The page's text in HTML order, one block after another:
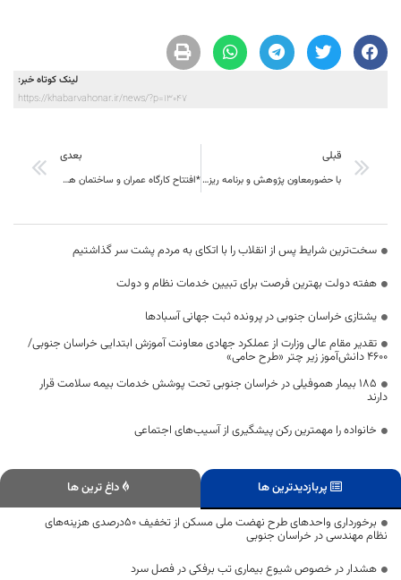
لینک کوتاه خبر:
https://khabarvahonar.ir/news/?p=13047
قبلی
با حضورمعاون پژوهش و برنامه ریزی بیرجندانجام شد: “بازدید دوره ضمن خدمت رابطین آسیب های اجتماعی”
بعدی
*افتتاح کارگاه عمران و ساختمان هنرستان البرز* از قدیمی ترین هنرستان های استان
سخت‌ترین شرایط پس از انقلاب را با اتکای به مردم پشت سر گذاشتیم
هفته دولت بهترین فرصت برای تبیین خدمات نظام و دولت
یشتازی خراسان جنوبی در پرونده ثبت جهانی آسبادها
تقدیر مقام عالی وزارت از عملکرد جهادی معاونت آموزش ابتدایی خراسان جنوبی/
۴۶۰۰ دانش‌آموز زیر چتر «طرح حامی»
۱۸۵ بیمار هموفیلی در خراسان جنوبی تحت پوشش خدمات بیمه سلامت قرار
دارند
خانواده را مهمترین رکن پیشگیری از آسیب‌های اجتماعی
پربازدیدترین ها
داغ ترین ها
برخورداری واحد‌های طرح نهضت ملی مسکن از تخفیف ۵٠درصدی هزینه‌های
نظام مهندسی در خراسان جنوبی
هشدار در خصوص شیوع بیماری تب برفکی در فصل سرد